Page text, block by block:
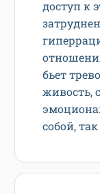
доступ к
бьет
живость,
собой,